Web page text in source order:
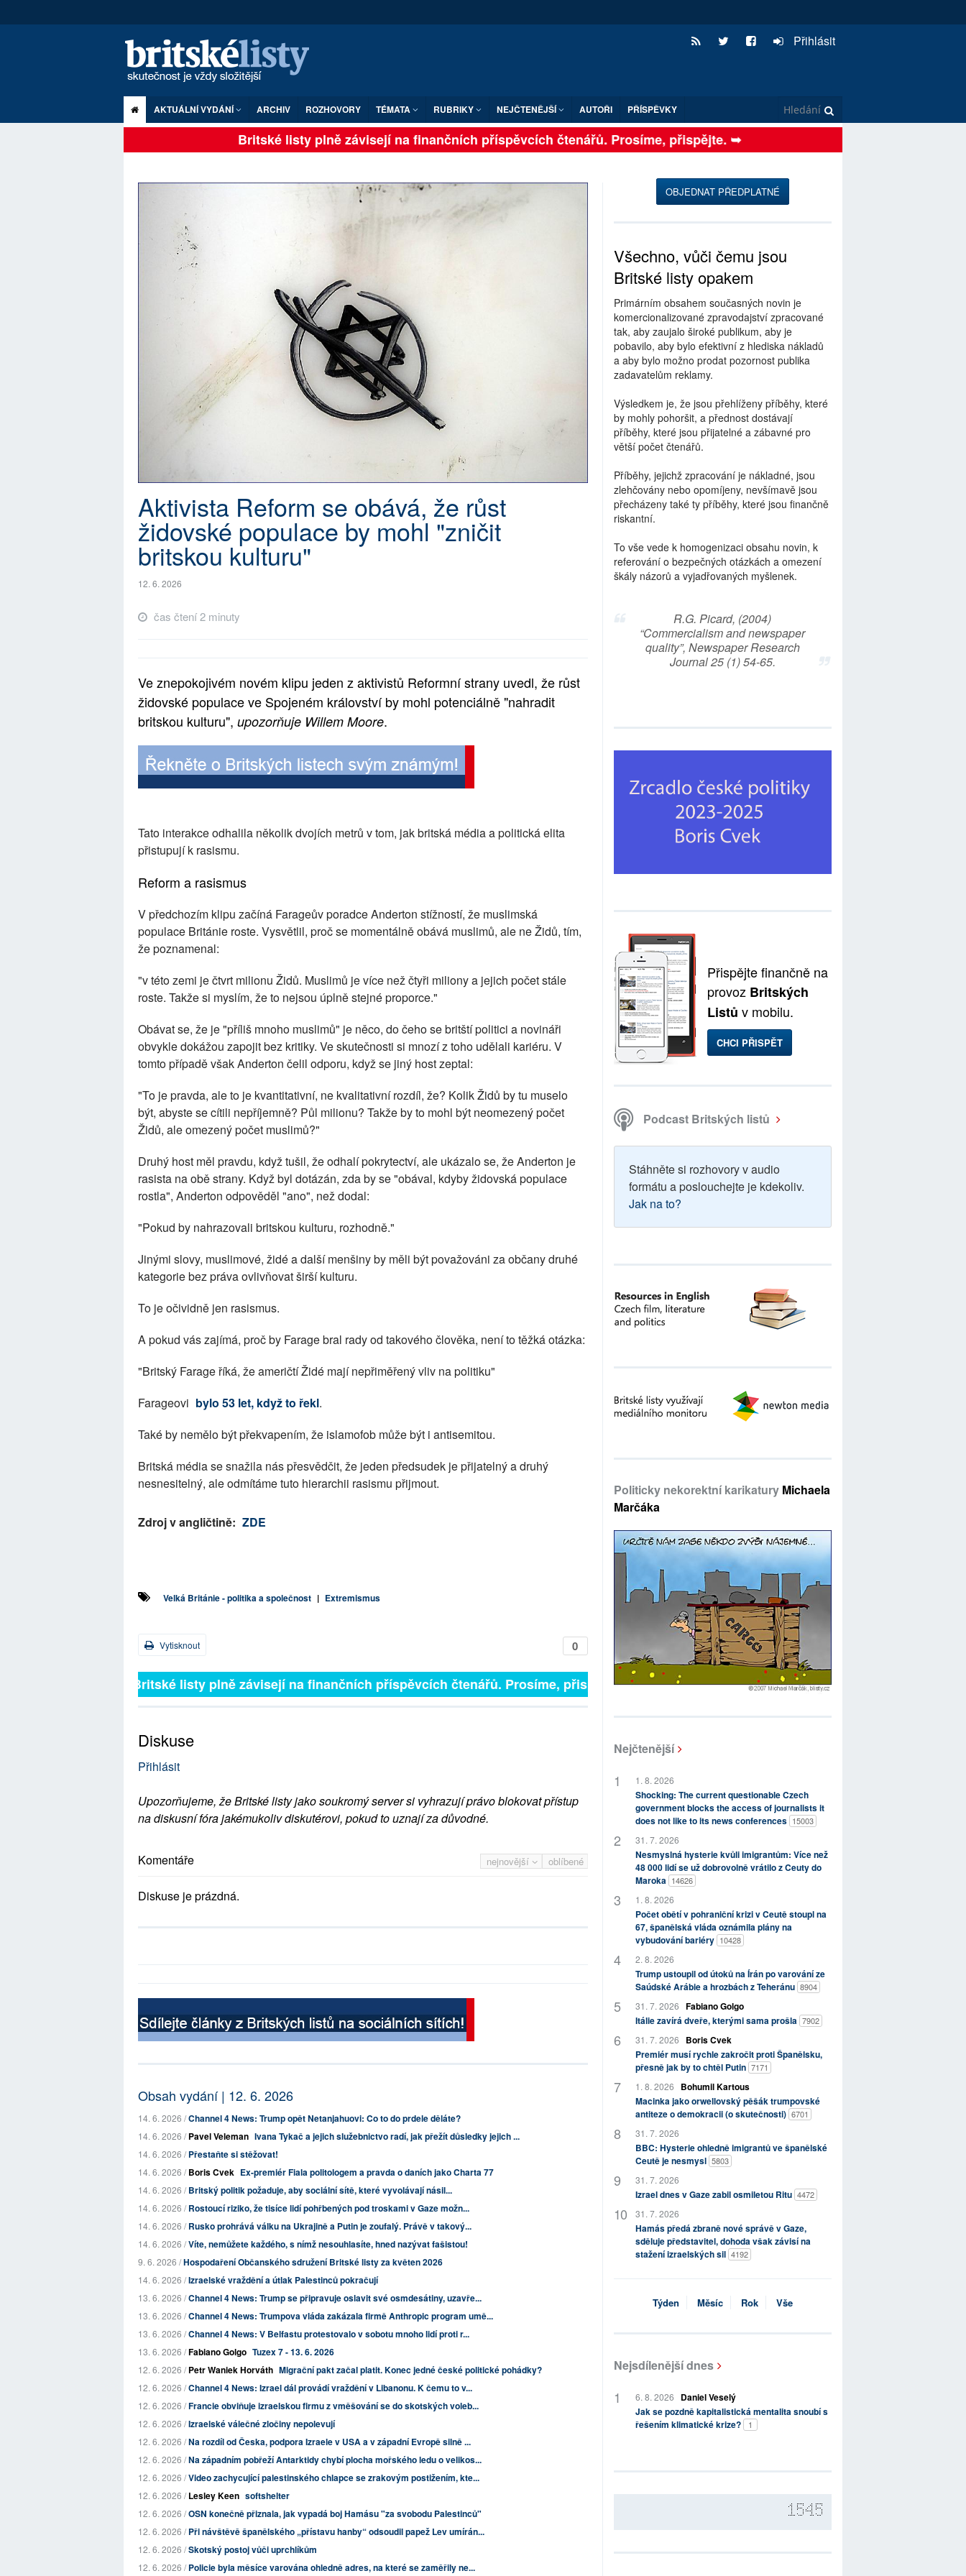
Přihlásit
AKTUÁLNÍ VYDÁNÍ ARCHIV ROZHOVORY TÉMATA RUBRIKY NEJČTENĚJŠÍ AUTOŘI PŘÍSPĚVKY
Britské listy plně závisejí na finančních příspěvcích čtenářů. Prosíme, přispějte. ➥
Aktivista Reform se obává, že růst
židovské populace by mohl "zničit
britskou kulturu"
12. 6. 2026
čas čtení 2 minuty
Ve znepokojivém novém klipu jeden z aktivistů Reformní strany uvedl, že růst
židovské populace ve Spojeném království by mohl potenciálně "nahradit
britskou kulturu", upozorňuje Willem Moore.
Tato interakce odhalila několik dvojích metrů v tom, jak britská média a politická elita
přistupují k rasismu.
Reform a rasismus
V předchozím klipu začíná Farageův poradce Anderton stížností, že muslimská
populace Británie roste. Vysvětlil, proč se momentálně obává muslimů, ale ne Židů, tím,
že poznamenal:
"v této zemi je čtvrt milionu Židů. Muslimů je více než čtyři miliony a jejich počet stále
roste. Takže si myslím, že to nejsou úplně stejné proporce."
Obávat se, že je "příliš mnoho muslimů" je něco, do čeho se britští politici a novináři
obvykle dokážou zapojit bez kritiky. Ve skutečnosti si mnozí z toho udělali kariéru. V
tomto případě však Anderton čelil odporu, když se jiný host zeptal:
"To je pravda, ale to je kvantitativní, ne kvalitativní rozdíl, že? Kolik Židů by tu muselo
být, abyste se cítili nepříjemně? Půl milionu? Takže by to mohl být neomezený počet
Židů, ale omezený počet muslimů?"
Druhý host měl pravdu, když tušil, že odhalí pokrytectví, ale ukázalo se, že Anderton je
rasista na obě strany. Když byl dotázán, zda by se "obával, kdyby židovská populace
rostla", Anderton odpověděl "ano", než dodal:
"Pokud by nahrazovali britskou kulturu, rozhodně."
Jinými slovy, muslimové, židé a další menšiny by měli být považováni za občany druhé
kategorie bez práva ovlivňovat širší kulturu.
To je očividně jen rasismus.
A pokud vás zajímá, proč by Farage bral rady od takového člověka, není to těžká otázka:
"Britský Farage říká, že američtí Židé mají nepřiměřený vliv na politiku"
Farageovi bylo 53 let, když to řekl.
Také by nemělo být překvapením, že islamofob může být i antisemitou.
Britská média se snažila nás přesvědčit, že jeden předsudek je přijatelný a druhý
nesnesitelný, ale odmítáme tuto hierarchii rasismu přijmout.
Zdroj v angličtině: ZDE
Velká Británie - politika a společnost | Extremismus
0
Vytisknout
Britské listy plně závisejí na finančních příspěvcích čtenářů. Prosíme, přispějte. ➥
Diskuse
Přihlásit
Upozorňujeme, že Britské listy jako soukromý server si vyhrazují právo blokovat přístup
na diskusní fóra jakémukoliv diskutérovi, pokud to uznají za důvodné.
nejnovější oblíbené
Komentáře
Diskuse je prázdná.
Obsah vydání | 12. 6. 2026
14. 6. 2026 /Channel 4 News: Trump opět Netanjahuovi: Co to do prdele děláte?
14. 6. 2026 /Pavel Veleman Ivana Tykač a jejich služebnictvo radí, jak přežít důsledky jejich ...
14. 6. 2026 /Přestaňte si stěžovat!
14. 6. 2026 /Boris Cvek Ex-premiér Fiala politologem a pravda o daních jako Charta 77
14. 6. 2026 /Britský politik požaduje, aby sociální sítě, které vyvolávají násil...
14. 6. 2026 /Rostoucí riziko, že tisíce lidí pohřbených pod troskami v Gaze možn...
14. 6. 2026 /Rusko prohrává válku na Ukrajině a Putin je zoufalý. Právě v takový...
14. 6. 2026 /Víte, nemůžete každého, s nímž nesouhlasíte, hned nazývat fašistou!
9. 6. 2026 /Hospodaření Občanského sdružení Britské listy za květen 2026
14. 6. 2026 /Izraelské vraždění a útlak Palestinců pokračují
13. 6. 2026 /Channel 4 News: Trump se připravuje oslavit své osmdesátiny, uzavře...
13. 6. 2026 /Channel 4 News: Trumpova vláda zakázala firmě Anthropic program umě...
13. 6. 2026 /Channel 4 News: V Belfastu protestovalo v sobotu mnoho lidí proti r...
13. 6. 2026 /Fabiano Golgo Tuzex 7 - 13. 6. 2026
12. 6. 2026 /Petr Waniek Horváth Migrační pakt začal platit. Konec jedné české politické pohádky?
12. 6. 2026 /Channel 4 News: Izrael dál provádí vraždění v Libanonu. K čemu to v...
12. 6. 2026 /Francie obviňuje izraelskou firmu z vměšování se do skotských voleb...
12. 6. 2026 /Izraelské válečné zločiny nepolevují
12. 6. 2026 /Na rozdíl od Česka, podpora Izraele v USA a v západní Evropě silně ...
12. 6. 2026 /Na západním pobřeží Antarktidy chybí plocha mořského ledu o velikos...
12. 6. 2026 /Video zachycující palestinského chlapce se zrakovým postižením, kte...
12. 6. 2026 /Lesley Keen softshelter
12. 6. 2026 /OSN konečně přiznala, jak vypadá boj Hamásu "za svobodu Palestinců"
12. 6. 2026 /Při návštěvě španělského „přístavu hanby“ odsoudil papež Lev umírán...
12. 6. 2026 /Skotský postoj vůči uprchlíkům
12. 6. 2026 /Policie byla měsíce varována ohledně adres, na které se zaměřily ne...
OBJEDNAT PŘEDPLATNÉ
Všechno, vůči čemu jsou
Britské listy opakem
Primárním obsahem současných novin je
komercionalizované zpravodajství zpracované
tak, aby zaujalo široké publikum, aby je
pobavilo, aby bylo efektivní z hlediska nákladů
a aby bylo možno prodat pozornost publika
zadavatelům reklamy.
Výsledkem je, že jsou přehlíženy příběhy, které
by mohly pohoršit, a přednost dostávají
příběhy, které jsou přijatelné a zábavné pro
větší počet čtenářů.
Příběhy, jejichž zpracování je nákladné, jsou
zlehčovány nebo opomíjeny, nevšímavě jsou
přecházeny také ty příběhy, které jsou finančně
riskantní.
To vše vede k homogenizaci obsahu novin, k
referování o bezpečných otázkách a omezení
škály názorů a vyjadřovaných myšlenek.
R.G. Picard, (2004)
“Commercialism and newspaper
quality”, Newspaper Research
Journal 25 (1) 54-65.
Přispějte finančně na
provoz Britských
Listů v mobilu.
CHCI PŘISPĚT
Podcast Britských listů
Stáhněte si rozhovory v audio
formátu a poslouchejte je kdekoliv.
Jak na to?
Politicky nekorektní karikatury Michaela
Marčáka
Nejčtenější
1. 8. 2026
Shocking: The current questionable Czech
government blocks the access of journalists it
does not like to its news conferences 15003
31. 7. 2026
Nesmyslná hysterie kvůli imigrantům: Více než
48 000 lidí se už dobrovolně vrátilo z Ceuty do
Maroka 14626
1. 8. 2026
Počet obětí v pohraniční krizi v Ceutě stoupl na
67, španělská vláda oznámila plány na
vybudování bariéry 10428
2. 8. 2026
Trump ustoupil od útoků na Írán po varování ze
Saúdské Arábie a hrozbách z Teheránu 8904
31. 7. 2026 Fabiano Golgo
Itálie zavírá dveře, kterými sama prošla 7902
31. 7. 2026
Boris Cvek
Premiér musí rychle zakročit proti Španělsku,
přesně jak by to chtěl Putin 7171
1. 8. 2026
Bohumil Kartous
Macinka jako orwellovský pěšák trumpovské
antiteze o demokracii (o skutečnosti) 6701
31. 7. 2026
BBC: Hysterie ohledně imigrantů ve španělské
Ceutě je nesmysl 5803
31. 7. 2026
Izrael dnes v Gaze zabil osmiletou Ritu 4472
31. 7. 2026
Hamás předá zbraně nové správě v Gaze,
sděluje představitel, dohoda však závisí na
stažení izraelských sil 4192
Týden Měsíc Rok Vše
Nejsdílenější dnes
6. 8. 2026
Daniel Veselý
Jak se pozdně kapitalistická mentalita snoubí s
řešením klimatické krize?
1
1545